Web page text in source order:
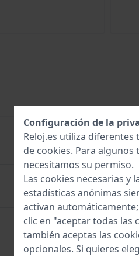
32.5
3 Bar
2 años
Configuración de la
Reloj.es utiliza diferentes
de cookies. Para algunos
necesitamos su permiso.
Las cookies necesarias y
estadísticas anónimas
activan
clic en "aceptar todas las
también aceptas las
opcionales. Si quieres